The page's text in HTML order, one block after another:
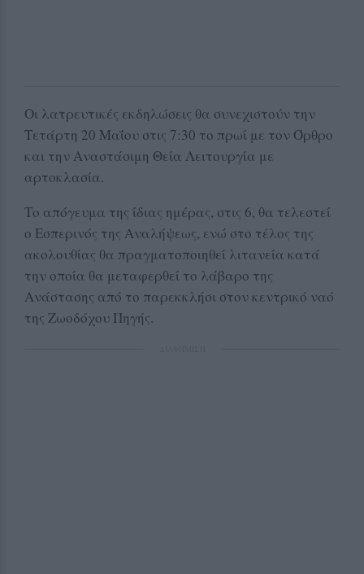
Οι λατρευτικές εκδηλώσεις θα συνεχιστούν την
Τετάρτη 20 Μαΐου στις 7:30 το πρωί με τον Όρθρο
και την Αναστάσιμη Θεία Λειτουργία με
αρτοκλασία.
Το απόγευμα της ίδιας ημέρας, στις 6, θα τελεστεί
ο Εσπερινός της Αναλήψεως, ενώ στο τέλος της
ακολουθίας θα πραγματοποιηθεί λιτανεία κατά
την οποία θα μεταφερθεί το λάβαρο της
Ανάστασης από το παρεκκλήσι στον κεντρικό ναό
της Ζωοδόχου Πηγής.